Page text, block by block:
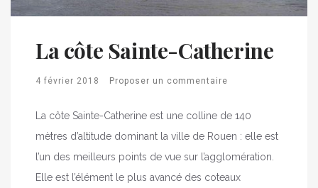
La côte Sainte-Catherine
4 février 2018 Proposer un commentaire
La côte Sainte-Catherine est une colline de 140
mètres d’altitude dominant la ville de Rouen : elle est
l’un des meilleurs points de vue sur l’agglomération.
Elle est l’élément le plus avancé des coteaux